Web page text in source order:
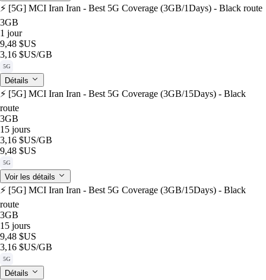
⚡️ [5G] MCI Iran Iran - Best 5G Coverage (3GB/1Days) - Black route
3GB
1 jour
9,48 $US
3,16 $US/GB
5G
Détails
⚡️ [5G] MCI Iran Iran - Best 5G Coverage (3GB/15Days) - Black
route
3GB
15 jours
3,16 $US/GB
9,48 $US
5G
Voir les détails
⚡️ [5G] MCI Iran Iran - Best 5G Coverage (3GB/15Days) - Black
route
3GB
15 jours
9,48 $US
3,16 $US/GB
5G
Détails